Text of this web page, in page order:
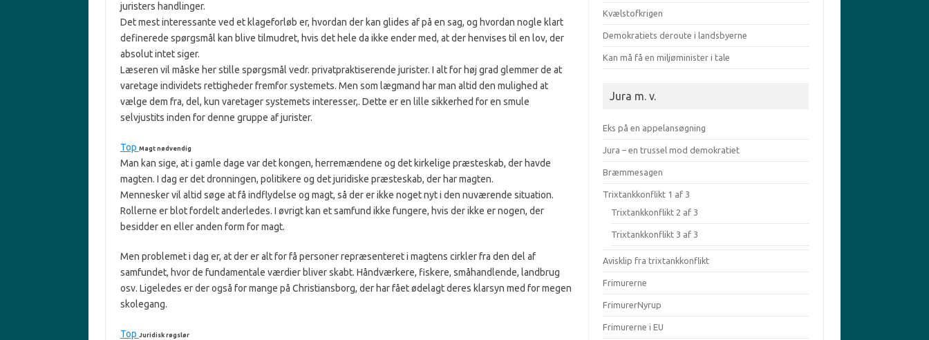
juristers handlinger.
Det mest interessante ved et klageforløb er, hvordan der kan glides af på en sag, og hvordan nogle klart
definerede spørgsmål kan blive tilmudret, hvis det hele da ikke ender med, at der henvises til en lov, der
absolut intet siger.
Læseren vil måske her stille spørgsmål vedr. privatpraktiserende jurister. I alt for høj grad glemmer de at
varetage individets rettigheder fremfor systemets. Men som lægmand har man altid den mulighed at
vælge dem fra, del, kun varetager systemets interesser,. Dette er en lille sikkerhed for en smule
selvjustits inden for denne gruppe af jurister.
Top Magt nødvendig
Man kan sige, at i gamle dage var det kongen, herremændene og det kirkelige præsteskab, der havde
magten. I dag er det dronningen, politikere og det juridiske præsteskab, der har magten.
Mennesker vil altid søge at få indflydelse og magt, så der er ikke noget nyt i den nuværende situation.
Rollerne er blot fordelt anderledes. I øvrigt kan et samfund ikke fungere, hvis der ikke er nogen, der
besidder en eller anden form for magt.
Men problemet i dag er, at der er alt for få personer repræsenteret i magtens cirkler fra den del af
samfundet, hvor de fundamentale værdier bliver skabt. Håndværkere, fiskere, småhandlende, landbrug
osv. Ligeledes er der også for mange på Christiansborg, der har fået ødelagt deres klarsyn med for megen
skolegang.
Top Juridisk røgslør
Kvælstofkrigen
Demokratiets deroute i landsbyerne
Kan må få en miljøminister i tale
Jura m. v.
Eks på en appelansøgning
Jura – en trussel mod demokratiet
Bræmmesagen
Trixtankkonflikt 1 af 3
Trixtankkonflikt 2 af 3
Trixtankkonflikt 3 af 3
Avisklip fra trixtankkonflikt
Frimurerne
FrimurerNyrup
Frimurerne i EU